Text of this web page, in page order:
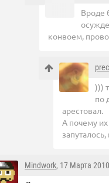
Вроде
конвоем,
)))
по
арестовал.
А почему
Mindwork, 17 Марта